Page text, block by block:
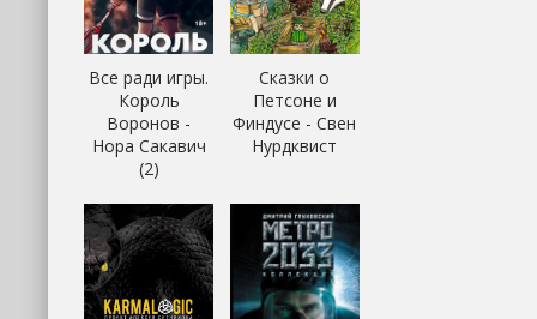
Все ради игры.
Король
Воронов -
Нора Сакавич
(2)
Сказки о
Петсоне и
Финдусе - Свен
Нурдквист